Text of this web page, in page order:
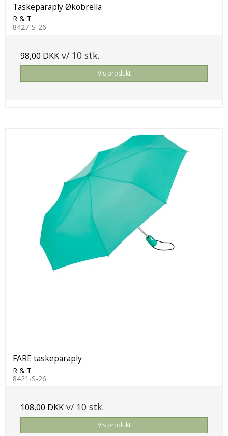
Taskeparaply Økobrella
R & T
8427-S-26
98,00 DKK v/ 10 stk.
Vis produkt
FARE taskeparaply
R & T
8421-S-26
108,00 DKK v/ 10 stk.
Vis produkt